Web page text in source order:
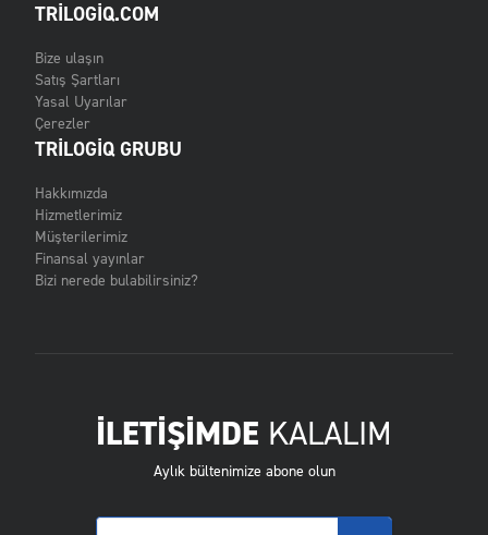
TRILOGIQ.COM
Bize ulaşın
Satış Şartları
Yasal Uyarılar
Çerezler
TRILOGIQ GRUBU
Hakkımızda
Hizmetlerimiz
Müşterilerimiz
Finansal yayınlar
Bizi nerede bulabilirsiniz?
İLETİŞİMDE KALALIM
Aylık bültenimize abone olun